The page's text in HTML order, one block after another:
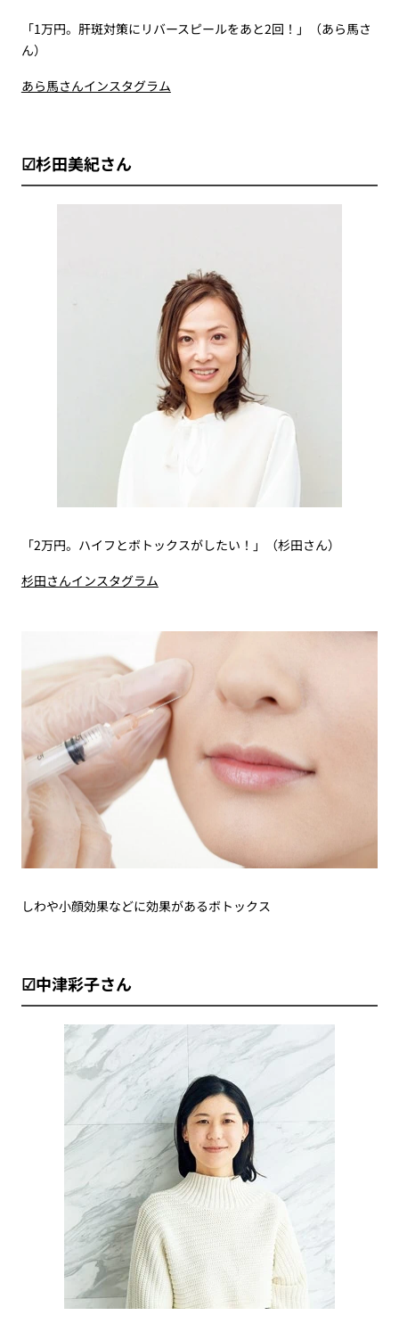
「1万円。肝斑対策にリバースピールをあと2回！」（あら馬さ
ん）
あら馬さんインスタグラム
☑杉田美紀さん
「2万円。ハイフとボトックスがしたい！」（杉田さん）
杉田さんインスタグラム
しわや小顔効果などに効果があるボトックス
☑中津彩子さん